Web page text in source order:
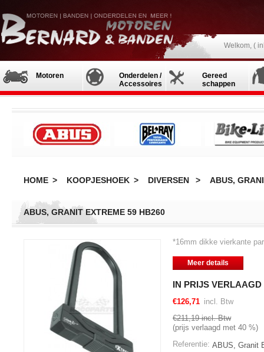
Welkom, (
Motoren
Onderdelen /
Accessoires
Gereed
schappen
HOME > KOOPJESHOEK > DIVERSEN > ABUS,
ABUS, GRANIT EXTREME 59 HB260
*16mm dikke vierkante
Meer details
IN PRIJS VERLAAGD
€126,71 incl. Btw
€211,19incl. Btw
(prijs verlaagd met 40 %)
Referentie: ABUS, Granit